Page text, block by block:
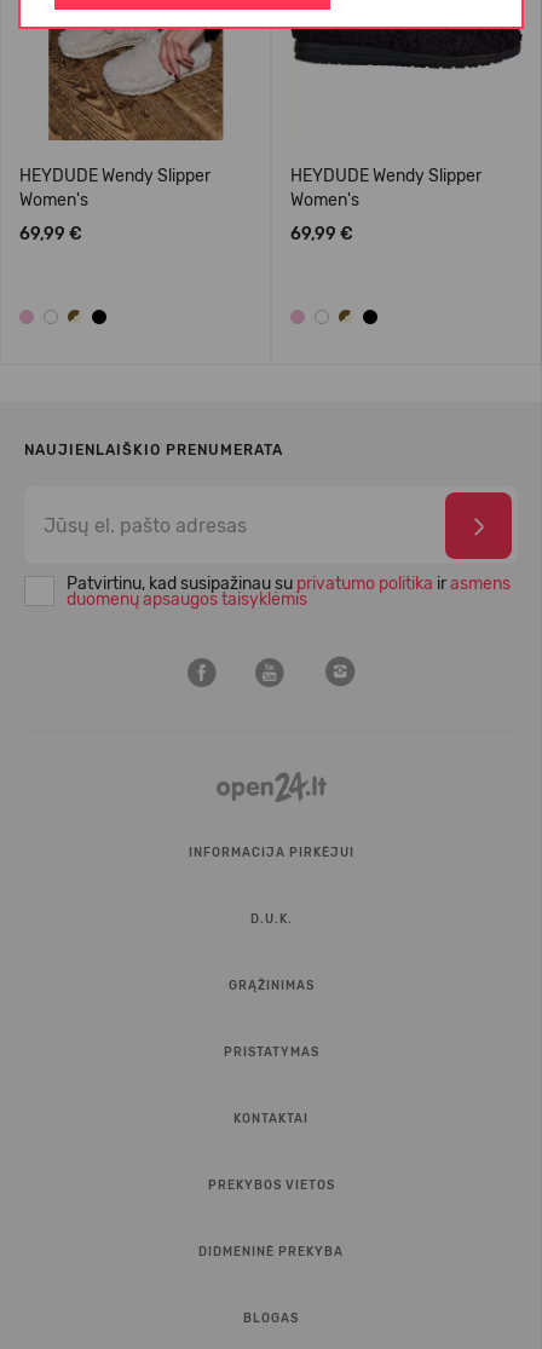
HEYDUDE Wendy Slipper
Women's
69,99 €
HEYDUDE Wendy Slipper
Women's
69,99 €
NAUJIENLAIŠKIO PRENUMERATA
Patvirtinu, kad susipažinau su privatumo politika irasmens
duomenų apsaugos taisyklėmis
INFORMACIJA PIRKĖJUI
D.U.K.
GRĄŽINIMAS
PRISTATYMAS
KONTAKTAI
PREKYBOS VIETOS
DIDMENINĖ PREKYBA
BLOGAS